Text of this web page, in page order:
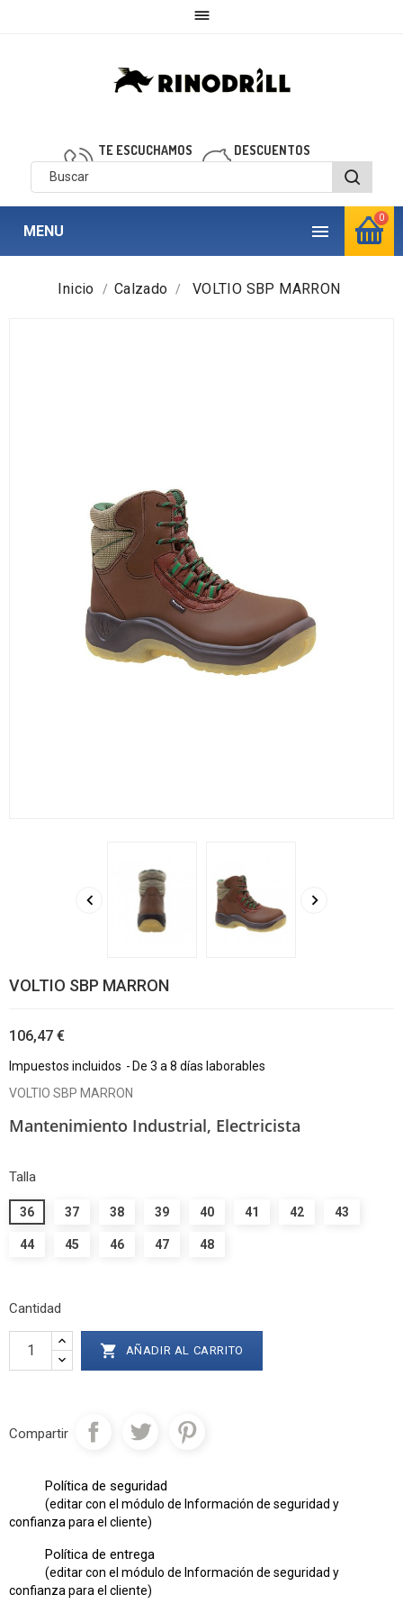

0
TE ESCUCHAMOS
910 850 040
DESCUENTOS
personalizados

MENU
Inicio Calzado VOLTIO SBP MARRON
 
VOLTIO SBP MARRON
106,47 €
Impuestos incluidos
De 3 a 8 días laborables
VOLTIO SBP MARRON
Mantenimiento Industrial, Electricista
Talla
36 37 38 39 40 41 42 43
44 45 46 47 48
Cantidad
 AÑADIR AL CARRITO
Compartir
Política de seguridad
(editar con el módulo de Información de seguridad y
confianza para el cliente)
Política de entrega
(editar con el módulo de Información de seguridad y
confianza para el cliente)